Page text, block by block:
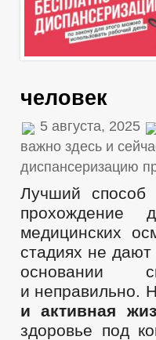
человек
5 августа, 2025
важно здесь и
диспансеризацию
Лучший способ
прохождение
медицинских
стадиях не
основании
и неправильно.
и активная
здоровье под